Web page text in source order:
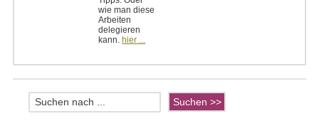
wie man diese
Arbeiten
delegieren
kann. hier ...